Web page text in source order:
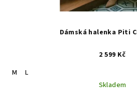
Dámská halenka Piti
2 599 Kč
M
L
Skladem